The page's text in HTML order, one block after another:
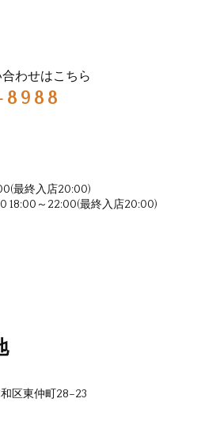
わせはこちら
最終入店20:00)
18:00～22:00(最終入店20:00)
区東仲町28−23